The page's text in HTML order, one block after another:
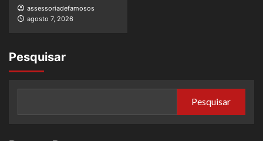
assessoriadefamosos
agosto 7, 2026
Pesquisar
Pesquisar